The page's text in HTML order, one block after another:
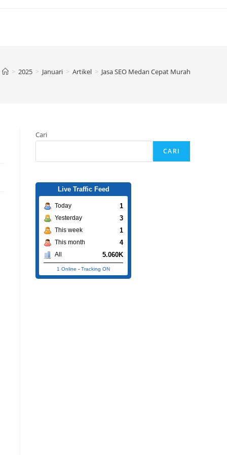
> 2025 > Januari > Artikel > Jasa SEO Medan Cepat Murah
Cari
CARI
Live Traffic Feed
Today 1
Yesterday 3
This week 1
This month 4
All 5.060K
1 Online - Tracking ON